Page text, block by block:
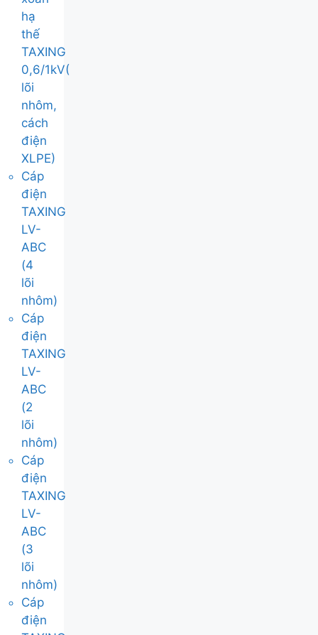
hạ
thế
TAXING
0,6/1kV(
lõi
nhôm,
cách
điện
XLPE)
Cáp
điện
TAXING
LV-
ABC
(4
lõi
nhôm)
Cáp
điện
TAXING
LV-
ABC
(2
lõi
nhôm)
Cáp
điện
TAXING
LV-
ABC
(3
lõi
nhôm)
Cáp
điện